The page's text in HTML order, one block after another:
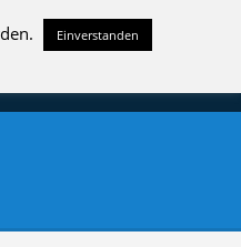
ÜBER UNS
Einverstanden